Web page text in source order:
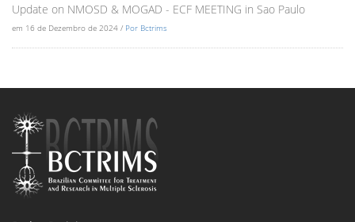
Update on NMOSD & MOGAD - ECF MEETING in Sao Paulo
em 16 de Dezembro de 2024 / Por Bctrims